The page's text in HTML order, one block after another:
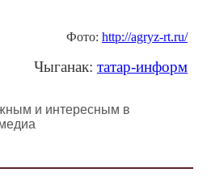
Фото: http://agryz-rt.ru/
Чыганак: татар-информ
и интересным в